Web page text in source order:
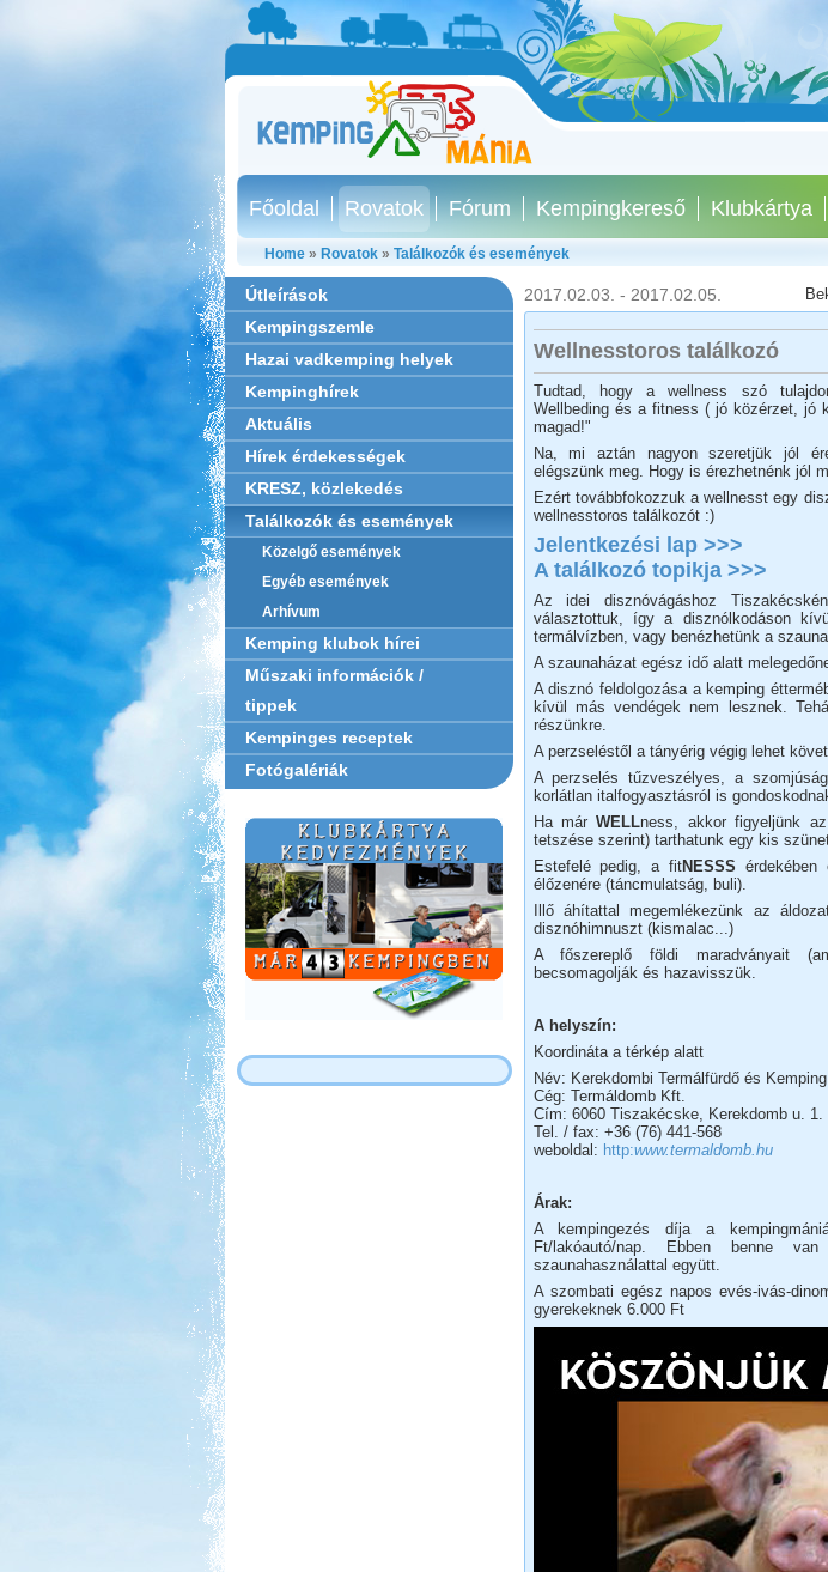
Főoldal Rovatok Fórum Kempingkereső Klubkártya
Home» Rovatok» Találkozók és események
Útleírások
Kempingszemle
Hazai vadkemping helyek
Kempinghírek
Aktuális
Hírek érdekességek
KRESZ, közlekedés
Találkozók és események
Közelgő események
Egyéb események
Arhívum
Kemping klubok hírei
Műszaki információk /
tippek
Kempinges receptek
Fotógalériák
2017.02.03. - 2017.02.05.
Wellnesstoros találkozó
Tudtad, hogy a wellness szó
Wellbeding és a fitness ( jó közérzet, jó
magad!"
Na, mi aztán nagyon szeretjük jól
elégszünk meg. Hogy is érezhetnénk jól
Ezért továbbfokozzuk a wellnesst egy
wellnesstoros találkozót :)
Jelentkezési lap >>>
A találkozó topikja >>>
Az idei disznóvágáshoz
választottuk, így a disznólkodáson
termálvízben, vagy benézhetünk a
A szaunaházat egész idő alatt
A disznó feldolgozása a kemping
kívül más vendégek nem lesznek.
részünkre.
A perzseléstől a tányérig végig lehet
A perzselés tűzveszélyes, a
korlátlan italfogyasztásról is
Ha márWELLness, akkor figyeljünk
tetszése szerint) tarthatunk egy kis
Estefelé pedig, a fitNESSS
élőzenére (táncmulatság, buli).
Illő áhítattal megemlékezünk az
disznóhimnuszt (kismalac...)
A főszereplő földi maradványait
becsomagolják és hazavisszük.
A helyszín:
Koordináta a térkép alatt
Név: Kerekdombi Termálfürdő és Kemping
Cég: Termáldomb Kft.
Cím: 6060 Tiszakécske, Kerekdomb u. 1.
Tel. / fax: +36 (76) 441-568
weboldal: http:www.termaldomb.hu
Árak:
A kempingezés díja a
Ft/lakóautó/nap. Ebben benne
szaunahasználattal együtt.
A szombati egész napos evés-ivás-
gyerekeknek 6.000 Ft